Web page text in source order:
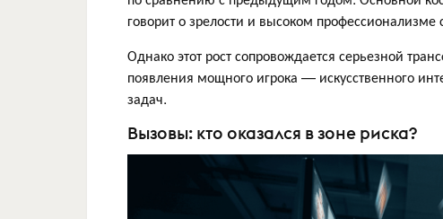
говорит о зрелости и высоком профессионализме
Однако этот рост сопровождается серьезной
появления мощного игрока — искусственного
задач.
Вызовы: кто оказался в зоне риска?